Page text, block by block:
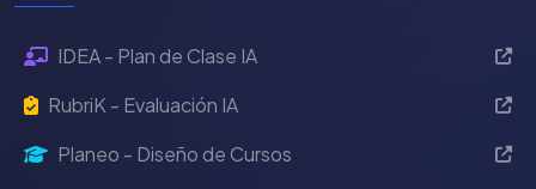
IDEA - Plan de Clase IA
RubriK - Evaluación IA
Planeo - Diseño de Cursos